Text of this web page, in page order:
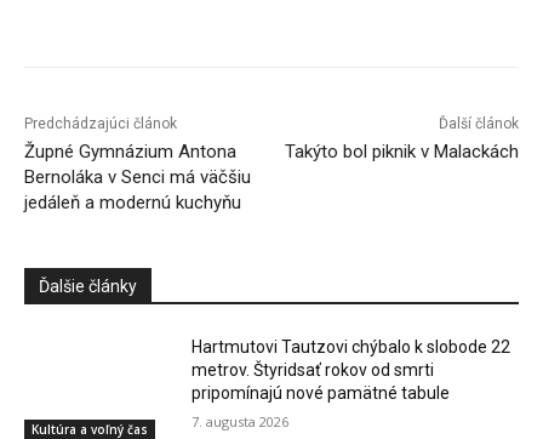
Predchádzajúci článok
Župné Gymnázium Antona
Bernoláka v Senci má väčšiu
jedáleň a modernú kuchyňu
Ďalší článok
Takýto bol piknik v Malackách
Ďalšie články
Kultúra a voľný čas
Hartmutovi Tautzovi chýbalo k slobode 22
metrov. Štyridsať rokov od smrti
pripomínajú nové pamätné tabule
7. augusta 2026